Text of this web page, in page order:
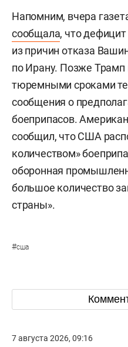
Напомним, вчера
сообщала, что
из причин отказа
по Ирану. Позже Трамп
тюремными сроками
сообщения о
боеприпасов.
сообщил, что США
количеством»
оборонная
большое количество
страны».
#сша
7 августа 2026, 09:16